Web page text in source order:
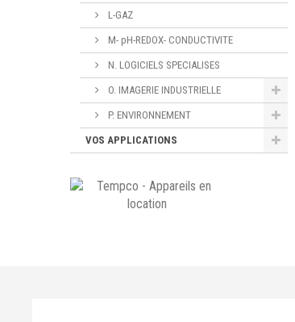
L-GAZ
M- pH-REDOX- CONDUCTIVITE
N. LOGICIELS SPECIALISES
O. IMAGERIE INDUSTRIELLE
P. ENVIRONNEMENT
VOS APPLICATIONS